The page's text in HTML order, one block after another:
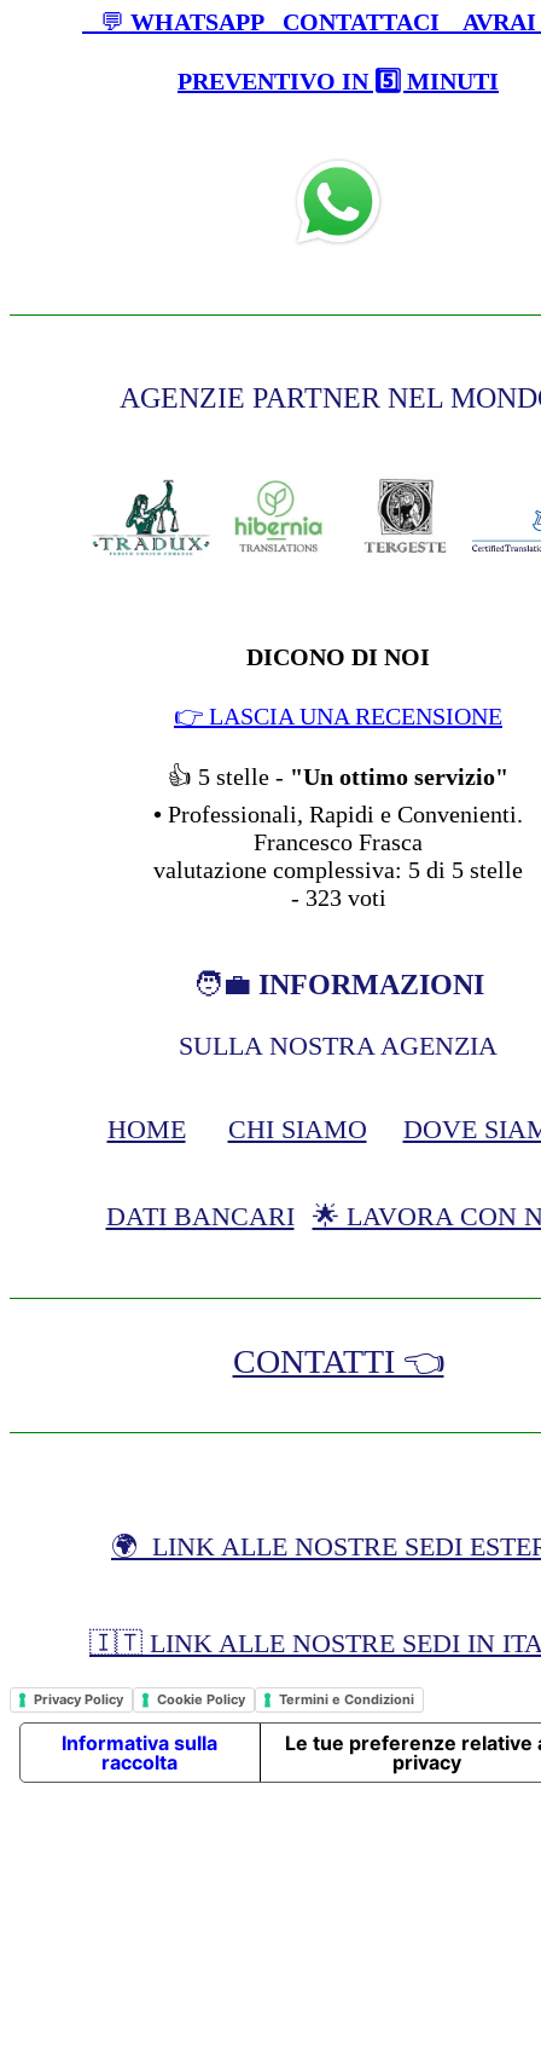
💬 WHATSAPP CONTATTACI
PREVENTIVO IN 5️⃣ MINUTI
AGENZIE PARTNER NEL
DICONO DI NOI
👉 LASCIA UNA RECENSIONE
👍 5 stelle - "Un ottimo servizio"
• Professionali, Rapidi e Convenienti.
Francesco Frasca
valutazione complessiva: 5 di 5 stelle
- 323voti
🧑‍💼 INFORMAZIONI
SULLA NOSTRA AGENZIA
HOME CHI SIAMO DOVE
DATI BANCARI 🌟 LAVORA CON
CONTATTI 👈
🌍 LINK ALLE NOSTRE SEDI
🇮🇹 LINK ALLE NOSTRE SEDI IN
Privacy Policy Cookie Policy Termini e Condizioni
Informativa sulla
raccolta
Le tue preferenze relative
privacy